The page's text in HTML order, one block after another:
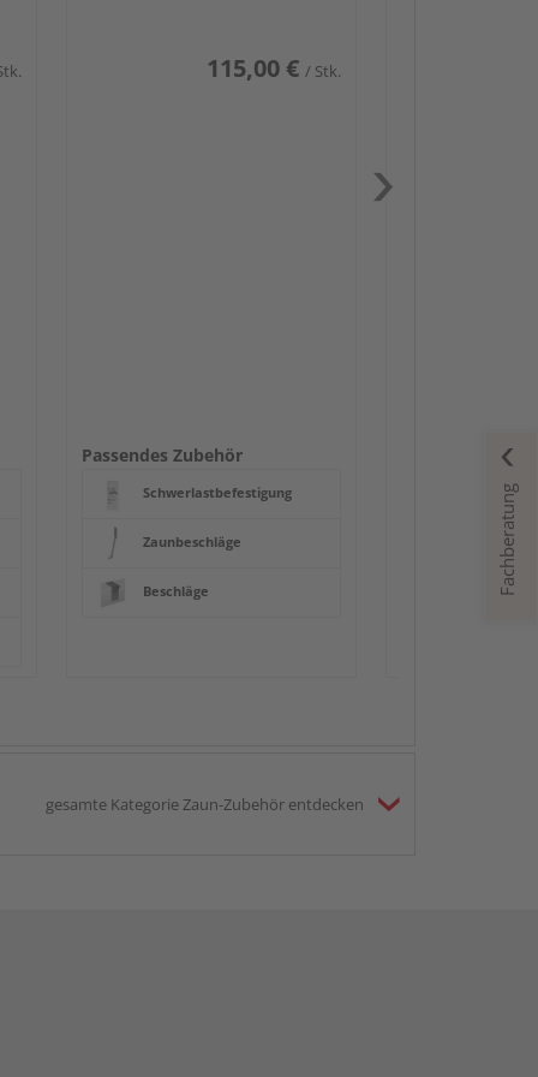
115,00 € / Stk.
Passendes Zubehör
Schwerlastbefestigung
Zaunbeschläge
Beschläge
Beschläge
gesamte Kategorie Zaun-Zubehör entdecken
Fachberatung